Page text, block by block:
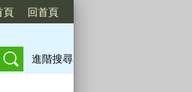
頁 回首頁
進階搜尋